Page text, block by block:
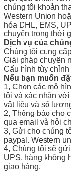
chúng tôi khoản
Western Union
hóa DHL, EMS,
chuyển trong thời
Dịch vụ của
Chúng tôi cung
Giải pháp chuyên
Cấu hình tùy
Nếu bạn muốn
1, Chọn các mô
tôi và xác nhận
vật liệu và số
2, Thông báo cho
qua email và hỏi
3, Gửi cho chúng
paypal, Western
4, Chúng tôi sẽ
UPS, hàng không
giao hàng.